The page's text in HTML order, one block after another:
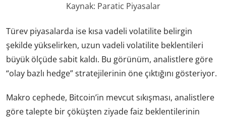
Kaynak: Paratic Piyasalar
Türev piyasalarda ise kısa vadeli volatilite belirgin
şekilde yükselirken, uzun vadeli volatilite beklentileri
büyük ölçüde sabit kaldı. Bu görünüm, analistlere göre
“olay bazlı hedge” stratejilerinin öne çıktığını gösteriyor.
Makro cephede, Bitcoin’in mevcut sıkışması, analistlere
göre talepte bir çöküşten ziyade faiz beklentilerinin